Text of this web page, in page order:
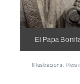
El Papa
Il·lustracions: Reis